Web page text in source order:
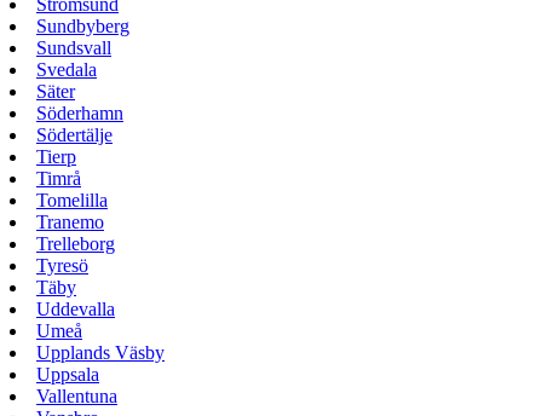
Strömsund
Sundbyberg
Sundsvall
Svedala
Säter
Söderhamn
Södertälje
Tierp
Timrå
Tomelilla
Tranemo
Trelleborg
Tyresö
Täby
Uddevalla
Umeå
Upplands Väsby
Uppsala
Vallentuna